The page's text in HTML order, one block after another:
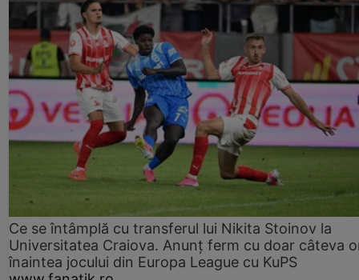
Ce se întâmplă cu transferul lui Nikita Stoinov la
Universitatea Craiova. Anunț ferm cu doar câteva
înaintea jocului din Europa League cu KuPS